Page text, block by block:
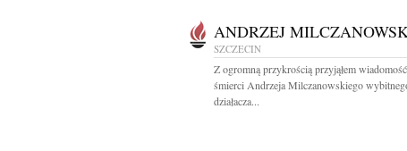
ANDRZEJ
SZCZECIN
Z ogromną przykrością przyjąłem
śmierci Andrzeja Milczanowskiego
działacza...